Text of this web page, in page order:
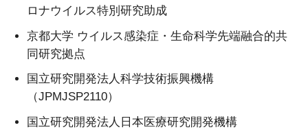
ロナウイルス特別研究助成
京都大学 ウイルス感染症・生命科学先端融合的共
同研究拠点
国立研究開発法人科学技術振興機構
（JPMJSP2110）
国立研究開発法人日本医療研究開発機構